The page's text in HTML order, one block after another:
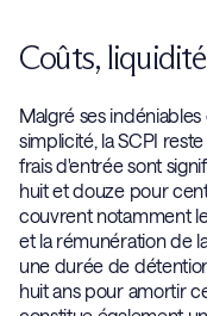
Coûts,
Malgré ses
simplicité, la SCPI
frais d'entrée sont
huit et douze pour
couvrent notamment
et la rémunération de
une durée de
huit ans pour amortir